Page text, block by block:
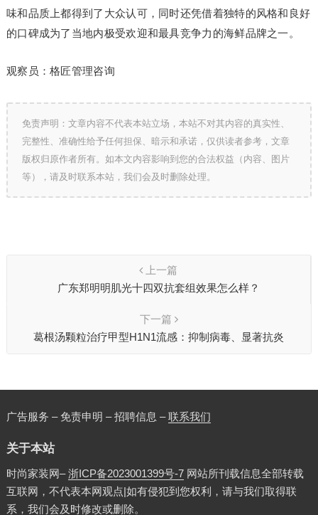
味和品质上都得到了大众认可，同时还凭借着独特的风格和良好
的口碑成为了当地内极受欢迎和最具竞争力的海鲜品牌之一。
观察员：格匠管理咨询
免责声明：文章内容不代表本站立场，本站不对其内容的真实性、
完整性、准确性给予任何担保、暗示和承诺，仅供读者参考，文章
版权归原作者所有。如本文内容影响到您的合法权益（内容、图片
等），请及时联系本站，我们会及时删除处理。
上一篇
广东郑明明肌光十四双抗套组效果怎么样？
下一篇
葛根汤颗粒治疗甲型H1N1流感：抑制病毒、显著抗炎
广告服务 – 免责申明 – 招聘信息 –联系我们
关于本站
时尚家装网–浙ICP备2023001399号-7网站所刊载信息全部转载
互联网，不代表本网观点|如有侵犯到您权利，请与我们取得联
系，我们会及时修改或删除。